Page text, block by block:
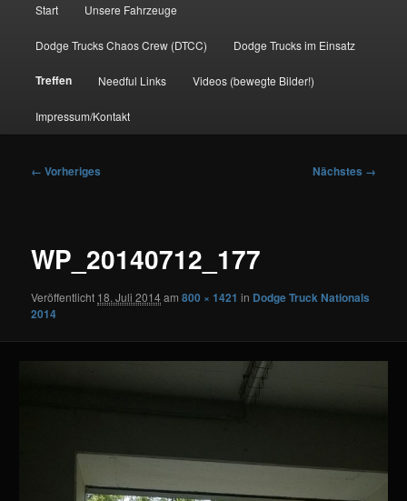
Start Unsere Fahrzeuge
Dodge Trucks Chaos Crew (DTCC) Dodge Trucks im Einsatz
Treffen Needful Links Videos (bewegte Bilder!)
Impressum/Kontakt
Bilder-
← Vorheriges Nächstes →
WP_20140712_177
Veröffentlicht 18. Juli 2014am800 × 1421 in Dodge Truck Nationals
2014